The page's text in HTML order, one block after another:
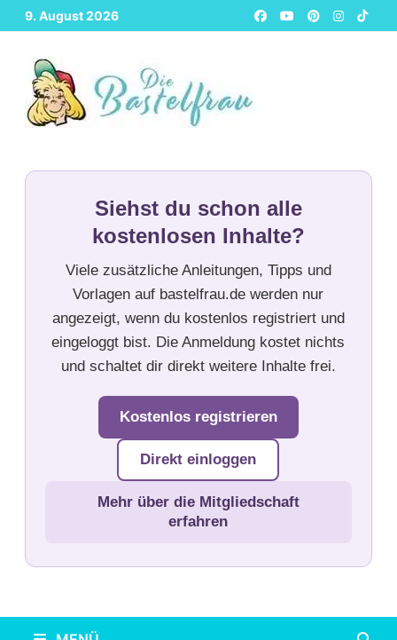
Zurück
zum
Inhalt
9. August 2026
Siehst du schon alle
kostenlosen Inhalte?
Viele zusätzliche Anleitungen, Tipps und
Vorlagen auf bastelfrau.de werden nur
angezeigt, wenn du kostenlos registriert und
eingeloggt bist. Die Anmeldung kostet nichts
und schaltet dir direkt weitere Inhalte frei.
Kostenlos registrieren
Direkt einloggen
Mehr über die Mitgliedschaft
erfahren